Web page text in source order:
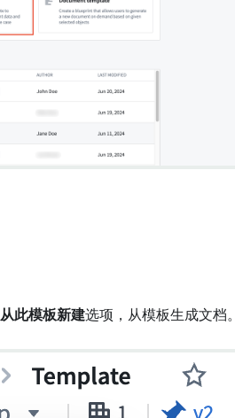
从此模板新建选项，从模板生成文档。